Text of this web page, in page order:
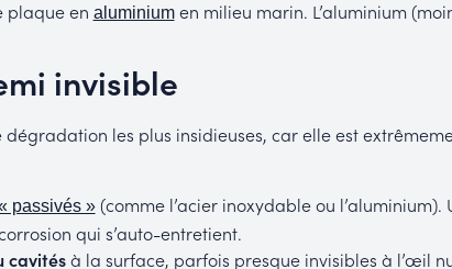
plaque en aluminiumen milieu marin. L’aluminium
invisible
dégradation les plus insidieuses, car elle est
passivés »(comme l’acier inoxydable ou
qui s’auto-entretient.
cavitésà la surface, parfois presque invisibles à l’œil